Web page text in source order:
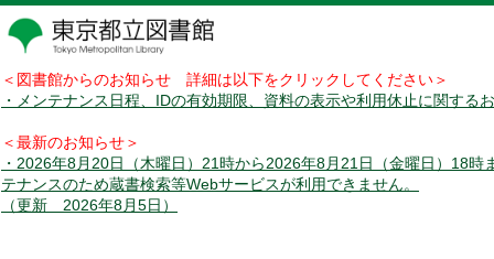
＜図書館からのお知らせ 詳細は以下をクリックしてください＞
・メンテナンス日程、IDの有効期限、資料の表示や利用休止に関する
＜最新のお知らせ＞
・2026年8月20日（木曜日）21時から2026年8月21日（金曜日）18時
テナンスのため蔵書検索等Webサービスが利用できません。
（更新 2026年8月5日）